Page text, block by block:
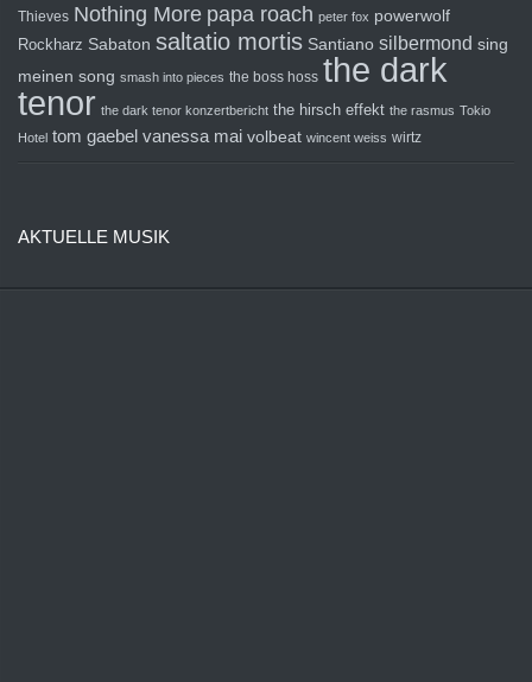
Thieves Nothing More papa roach peter fox powerwolf
Rockharz Sabaton saltatio mortis Santiano silbermond sing
meinen song smash into pieces the boss hoss the dark
tenor the dark tenor konzertbericht the hirsch effekt the rasmus Tokio
Hotel tom gaebel vanessa mai volbeat wincent weiss wirtz
AKTUELLE MUSIK